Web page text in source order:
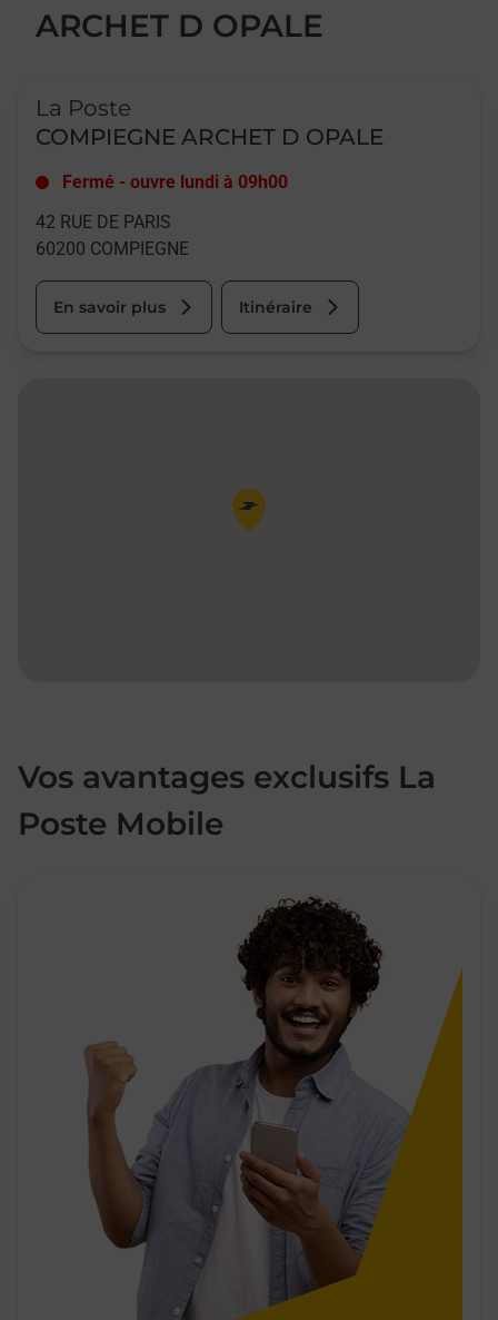
ARCHET D OPALE
La Poste
COMPIEGNE ARCHET D OPALE
Fermé - ouvre lundi à 09h00
42 RUE DE PARIS
60200 COMPIEGNE
En savoir plus Itinéraire
Pin de la carte
Vos avantages exclusifs La
Poste Mobile